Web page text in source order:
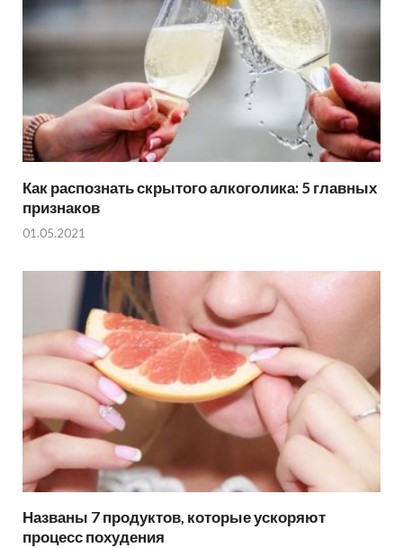
Как распознать скрытого алкоголика: 5 главных
признаков
01.05.2021
Названы 7 продуктов, которые ускоряют
процесс похудения